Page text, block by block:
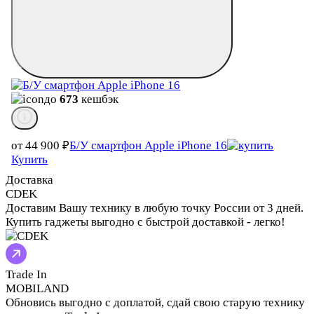
до673 кешбэк
от 44 900₽Б/У смартфон Apple iPhone 16
Купить
Доставка
CDEK
Доставим Вашу технику в любую точку России от 3 дней.
Купить гаджеты выгодно с быстрой доставкой - легко!
Trade In
MOBILAND
Обновись выгодно с доплатой, сдай свою старую технику